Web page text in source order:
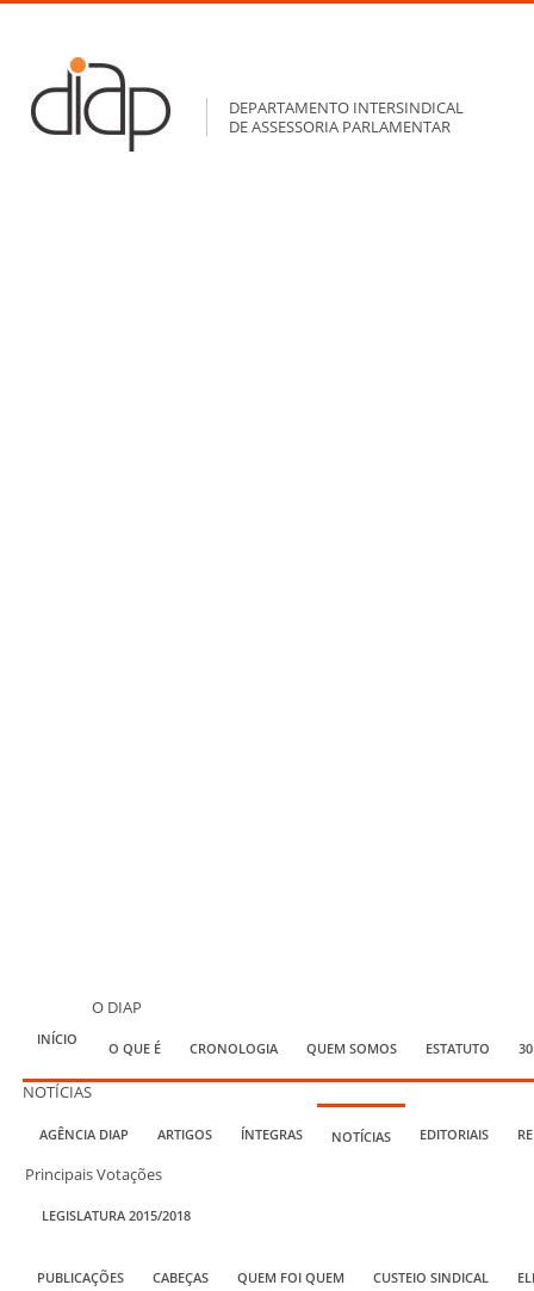
DEPARTAMENTO INTERSINDICAL
DE ASSESSORIA PARLAMENTAR
INÍCIO
O DIAP
O QUE É CRONOLOGIA QUEM SOMOS ESTATUTO
NOTÍCIAS
AGÊNCIA DIAP ARTIGOS ÍNTEGRAS NOTÍCIAS EDITORIAIS
Principais Votações
LEGISLATURA 2015/2018
PUBLICAÇÕES CABEÇAS QUEM FOI QUEM CUSTEIO SINDICAL